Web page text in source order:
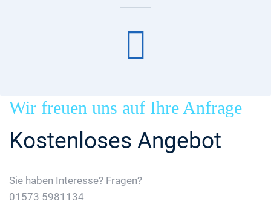
Wir freuen uns auf Ihre Anfrage
Kostenloses Angebot
Sie haben Interesse? Fragen?
01573 5981134